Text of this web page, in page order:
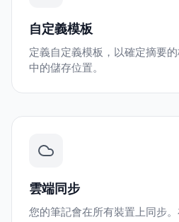
自定義模板
定義自定義模板，以確定摘要
中的儲存位置。
雲端同步
您的筆記會在所有裝置上同步